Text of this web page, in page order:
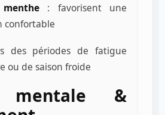
: favorisent une
confortable
des périodes de fatigue
ou de saison froide
mentale &